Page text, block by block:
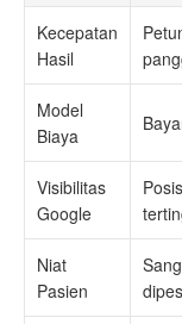
Kecepatan
Hasil
Model
Biaya
Visibilitas
Google
Niat
Pasien